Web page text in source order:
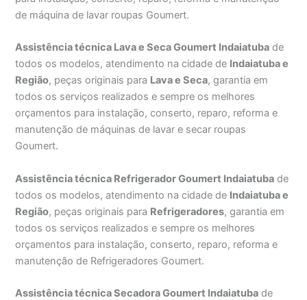
de máquina de lavar roupas Goumert.
Assistência técnica Lava e Seca Goumert Indaiatuba de
todos os modelos, atendimento na cidade de Indaiatuba e
Região, peças originais para Lava e Seca, garantia em
todos os serviços realizados e sempre os melhores
orçamentos para instalação, conserto, reparo, reforma e
manutenção de máquinas de lavar e secar roupas
Goumert.
Assistência técnica Refrigerador Goumert Indaiatuba de
todos os modelos, atendimento na cidade de Indaiatuba e
Região, peças originais para Refrigeradores, garantia em
todos os serviços realizados e sempre os melhores
orçamentos para instalação, conserto, reparo, reforma e
manutenção de Refrigeradores Goumert.
Assistência técnica Secadora Goumert Indaiatuba de